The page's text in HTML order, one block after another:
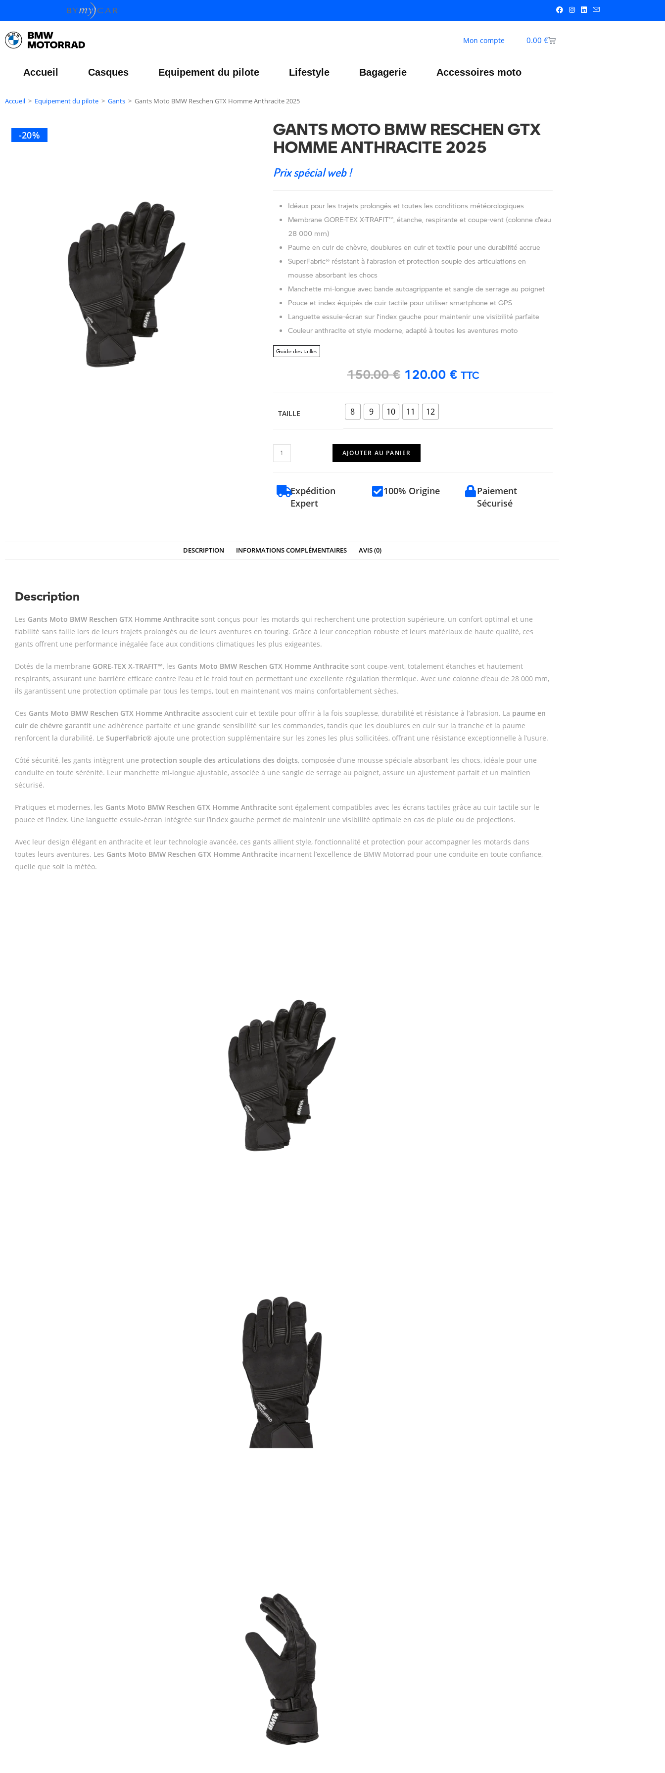
Mon compte 0.00 €
Accueil Casques Equipement du pilote Lifestyle Bagagerie Accessoires moto
Accueil > Equipement du pilote > Gants > Gants Moto BMW Reschen GTX Homme Anthracite 2025
-20% GANTS MOTO BMW RESCHEN GTX
HOMME ANTHRACITE 2025
Prix spécial web !
Idéaux pour les trajets prolongés et toutes les conditions météorologiques
Membrane GORE-TEX X-TRAFIT™, étanche, respirante et coupe-vent (colonne d’eau
28 000 mm)
Paume en cuir de chèvre, doublures en cuir et textile pour une durabilité accrue
SuperFabric® résistant à l’abrasion et protection souple des articulations en
mousse absorbant les chocs
Manchette mi-longue avec bande autoagrippante et sangle de serrage au poignet
Pouce et index équipés de cuir tactile pour utiliser smartphone et GPS
Languette essuie-écran sur l’index gauche pour maintenir une visibilité parfaite
Couleur anthracite et style moderne, adapté à toutes les aventures moto
Guide des tailles
150.00€ 120.00 € TTC
TAILLE 8 9 10 11 12
AJOUTER AU PANIER
Expédition
Expert
100% Origine
Paiement
Sécurisé
DESCRIPTION INFORMATIONS COMPLÉMENTAIRES AVIS (0)
Description
Les Gants Moto BMW Reschen GTX Homme Anthracite sont conçus pour les motards qui recherchent une protection supérieure, un confort optimal et une
fiabilité sans faille lors de leurs trajets prolongés ou de leurs aventures en touring. Grâce à leur conception robuste et leurs matériaux de haute qualité, ces
gants offrent une performance inégalée face aux conditions climatiques les plus exigeantes.
Dotés de la membrane GORE-TEX X-TRAFIT™, les Gants Moto BMW Reschen GTX Homme Anthracite sont coupe-vent, totalement étanches et hautement
respirants, assurant une barrière efficace contre l’eau et le froid tout en permettant une excellente régulation thermique. Avec une colonne d’eau de 28 000 mm,
ils garantissent une protection optimale par tous les temps, tout en maintenant vos mains confortablement sèches.
Ces Gants Moto BMW Reschen GTX Homme Anthracite associent cuir et textile pour offrir à la fois souplesse, durabilité et résistance à l’abrasion. La paume en
cuir de chèvre garantit une adhérence parfaite et une grande sensibilité sur les commandes, tandis que les doublures en cuir sur la tranche et la paume
renforcent la durabilité. Le SuperFabric® ajoute une protection supplémentaire sur les zones les plus sollicitées, offrant une résistance exceptionnelle à l’usure.
Côté sécurité, les gants intègrent une protection souple des articulations des doigts, composée d’une mousse spéciale absorbant les chocs, idéale pour une
conduite en toute sérénité. Leur manchette mi-longue ajustable, associée à une sangle de serrage au poignet, assure un ajustement parfait et un maintien
sécurisé.
Pratiques et modernes, les Gants Moto BMW Reschen GTX Homme Anthracite sont également compatibles avec les écrans tactiles grâce au cuir tactile sur le
pouce et l’index. Une languette essuie-écran intégrée sur l’index gauche permet de maintenir une visibilité optimale en cas de pluie ou de projections.
Avec leur design élégant en anthracite et leur technologie avancée, ces gants allient style, fonctionnalité et protection pour accompagner les motards dans
toutes leurs aventures. Les Gants Moto BMW Reschen GTX Homme Anthracite incarnent l’excellence de BMW Motorrad pour une conduite en toute confiance,
quelle que soit la météo.